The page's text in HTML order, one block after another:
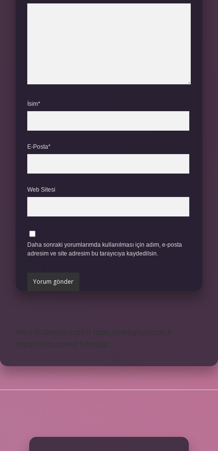
İsim*
E-Posta*
Web Sitesi
Daha sonraki yorumlarımda kullanılması için adım, e-posta
adresim ve site adresim bu tarayıcıya kaydedilsin.